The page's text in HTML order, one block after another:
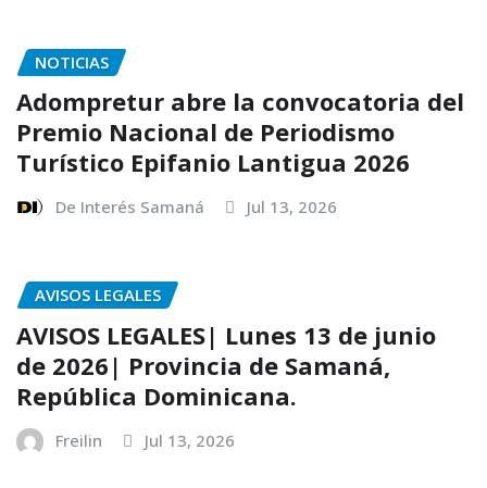
NOTICIAS
Adompretur abre la convocatoria del
Premio Nacional de Periodismo
Turístico Epifanio Lantigua 2026
De Interés Samaná Jul 13, 2026
AVISOS LEGALES
AVISOS LEGALES| Lunes 13 de junio
de 2026| Provincia de Samaná,
República Dominicana.
Freilin Jul 13, 2026